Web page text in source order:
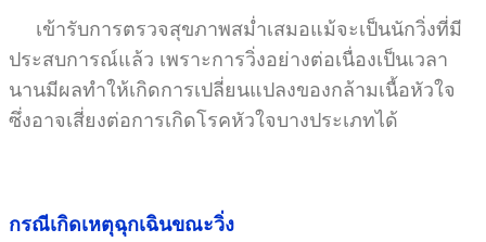
เข้ารับการตรวจสุขภาพสม่ำเสมอแม้จะเป็นนักวิ่งที่มี
ประสบการณ์แล้ว เพราะการวิ่งอย่างต่อเนื่องเป็นเวลา
นานมีผลทำให้เกิดการเปลี่ยนแปลงของกล้ามเนื้อหัวใจ
ซึ่งอาจเสี่ยงต่อการเกิดโรคหัวใจบางประเภทได้
กรณีเกิดเหตุฉุกเฉินขณะวิ่ง